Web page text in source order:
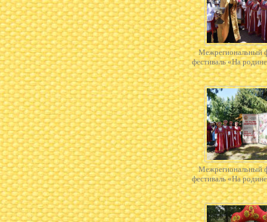
Межрегиональный
фестиваль «На
Межрегиональный
фестиваль «На